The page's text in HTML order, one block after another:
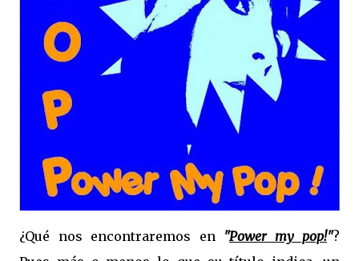
¿Qué nos encontraremos en "Power my pop!"?